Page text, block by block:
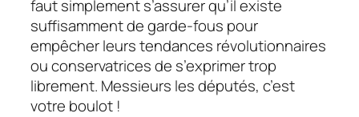
faut simplement s’assurer qu’il existe
suffisamment de garde-fous pour
empêcher leurs tendances révolutionnaires
ouconservatricesde s’exprimer trop
librement. Messieurs les députés, c’est
votre boulot !